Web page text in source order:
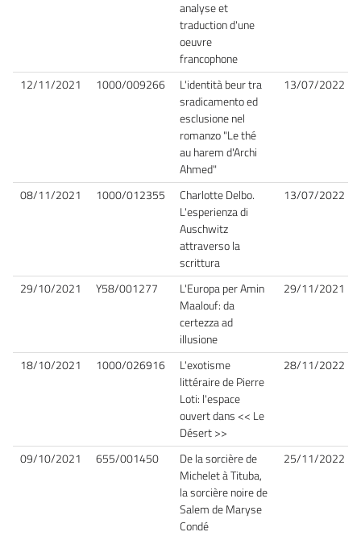
analyse et
traduction d'une
oeuvre
francophone
12/11/2021 1000/009266
L'identità beur tra
sradicamento ed
esclusione nel
romanzo "Le thé
au harem d'Archi
Ahmed"
13/07/2022
08/11/2021 1000/012355
Charlotte Delbo.
L'esperienza di
Auschwitz
attraverso la
scrittura
13/07/2022
29/10/2021 Y58/001277
L'Europa per Amin
Maalouf: da
certezza ad
illusione
29/11/2021
18/10/2021 1000/026916
L'exotisme
littéraire de Pierre
Loti: l'espace
ouvert dans << Le
Désert >>
28/11/2022
09/10/2021 655/001450
De la sorcière de
Michelet à Tituba,
la sorcière noire de
Salem de Maryse
Condé
25/11/2022